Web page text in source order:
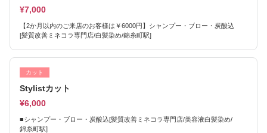
¥7,000
【2か月以内のご来店のお客様は￥6000円】シャンプー・ブロー・炭酸込
[髪質改善ミネコラ専門店/白髪染め/錦糸町駅]
カット
Stylistカット
¥6,000
■シャンプー・ブロー・炭酸込[髪質改善ミネコラ専門店/美容液白髪染め/
錦糸町駅]